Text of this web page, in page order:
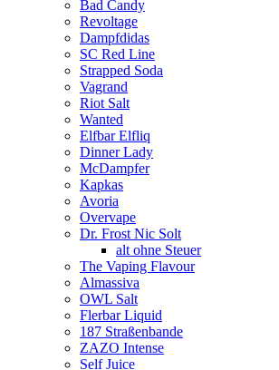
Bad Candy
Revoltage
Dampfdidas
SC Red Line
Strapped Soda
Vagrand
Riot Salt
Wanted
Elfbar Elfliq
Dinner Lady
McDampfer
Kapkas
Avoria
Overvape
Dr. Frost Nic Solt
alt ohne Steuer
The Vaping Flavour
Almassiva
OWL Salt
Flerbar Liquid
187 Straßenbande
ZAZO Intense
Self Juice